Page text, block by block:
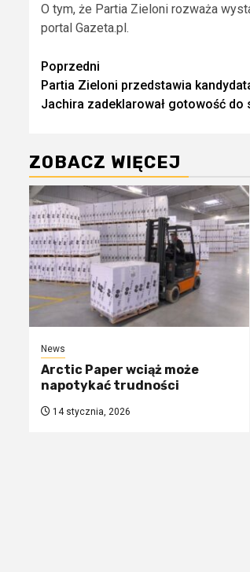
O tym, że Partia Zieloni rozważa
portal Gazeta.pl.
Zobacz
wpisy
Poprzedni
Partia Zieloni przedstawia
Jachira zadeklarował gotowość do
ZOBACZ WIĘCEJ
News
Arctic Paper wciąż może
napotykać trudności
14 stycznia, 2026